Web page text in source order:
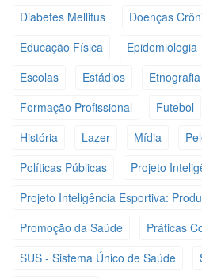
Diabetes Mellitus
Doenças
Educação Física
Epidemiologia
Escolas
Estádios
Etnografia
Formação Profissional
Futebol
História
Lazer Mídia
Políticas Públicas
Projeto
Projeto Inteligência Esportiva:
Promoção da Saúde
Práticas
SUS - Sistema Único de Saúde